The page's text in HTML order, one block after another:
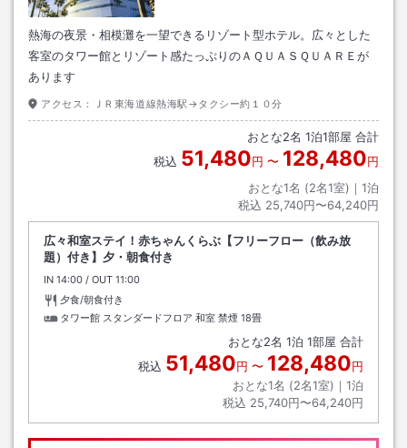
熱海の夜景・相模灘を一望できるリゾート型ホテル。広々とした
客室のタワー館とリゾート感たっぷりのＡＱＵＡＳＱＵＡＲＥが
あります
アクセス： ＪＲ東海道線熱海駅→タクシー約１０分
おとな2名 1泊1部屋 合計
税込 51,480円 〜 128,480円
おとな1名 (2名1室)｜ 1泊
税込 25,740円〜64,240円
広々和室ステイ！赤ちゃんくらぶ【フリーフロー（飲み放
題）付き】夕・朝食付き
IN チェックイン
14:00 / OUT チェックアウト
11:00
夕食/朝食付き
タワー館 スタンダードフロア 和室 禁煙 18畳
おとな2名 1泊 1部屋 合計
税込 51,480円 〜 128,480円
おとな1名 (2名1室)｜ 1泊
税込 25,740円〜64,240円